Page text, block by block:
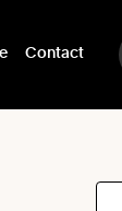
Contact